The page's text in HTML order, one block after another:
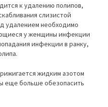
к удалению полипов,
слизистой
удалением необходимо
у женщины инфекции
инфекции в ранку,
жидким азотом
еще больше обезопасить